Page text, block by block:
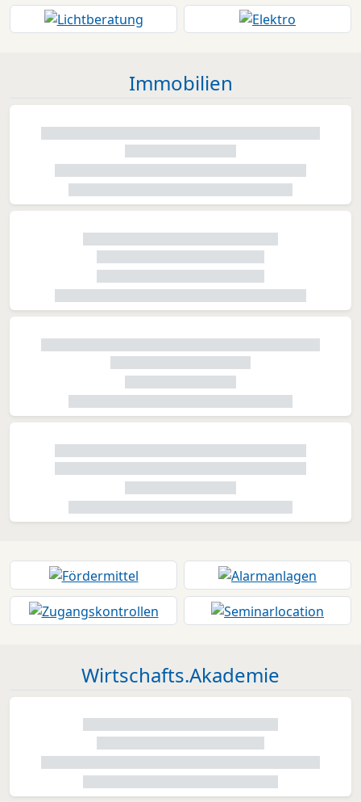
Immobilien
Wirtschafts.Akademie